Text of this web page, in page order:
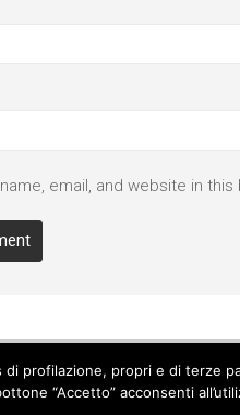
email, and website in
profilazione, propri e di terze
“Accetto” acconsenti